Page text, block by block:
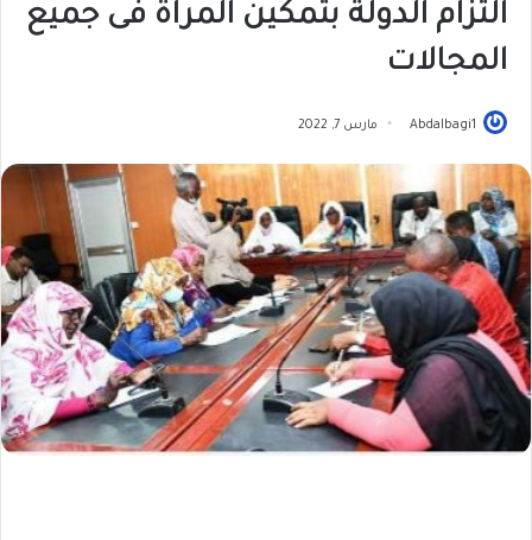
التزام الدولة بتمكين المراة فى جميع
المجالات
Abdalbagi1 مارس 7, 2022